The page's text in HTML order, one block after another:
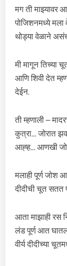
मग ती माझ्यावर
पोजिशनमध्ये मला
थोड्या वेळाने
मी मागून तिच्या
आणि शिवी देत
देईन.
ती म्हणाली –
कुत्रा… जोरात
आह्ह… आणखी
मलाही पूर्ण जोश
दीदीची चूत सतत
आता माझाही रस
लंड पूर्ण आत
वीर्य दीदीच्या